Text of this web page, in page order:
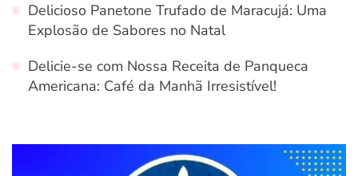
Delicioso Panetone Trufado de Maracujá: Uma
Explosão de Sabores no Natal
Delicie-se com Nossa Receita de Panqueca
Americana: Café da Manhã Irresistível!